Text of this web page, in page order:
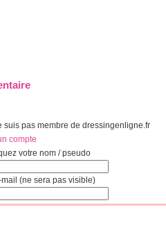
suis pas membre de dressingenligne.fr
compte
votre nom / pseudo
mail (ne sera pas visible)